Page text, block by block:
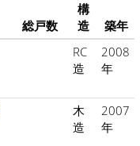
総戸数
構
造
築年
RC
造
2008
年
木
造
2007
年